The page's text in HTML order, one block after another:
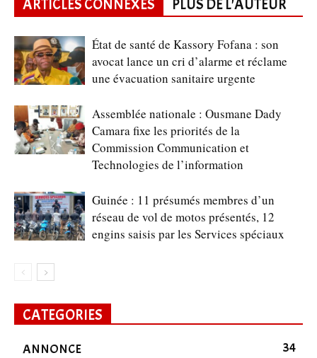
ARTICLES CONNEXES PLUS DE L'AUTEUR
État de santé de Kassory Fofana : son
avocat lance un cri d’alarme et réclame
une évacuation sanitaire urgente
Assemblée nationale : Ousmane Dady
Camara fixe les priorités de la
Commission Communication et
Technologies de l’information
Guinée : 11 présumés membres d’un
réseau de vol de motos présentés, 12
engins saisis par les Services spéciaux
CATEGORIES
ANNONCE
34